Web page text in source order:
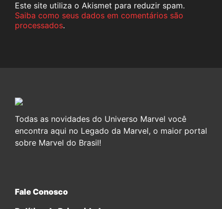
Este site utiliza o Akismet para reduzir spam.
Saiba como seus dados em comentários são
processados.
Todas as novidades do Universo Marvel você
encontra aqui no Legado da Marvel, o maior portal
sobre Marvel do Brasil!
Fale Conosco